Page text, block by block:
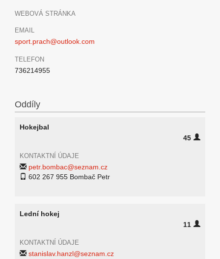
WEBOVÁ STRÁNKA
EMAIL
sport.prach@outlook.com
TELEFON
736214955
Oddíly
Hokejbal
45
KONTAKTNÍ ÚDAJE
petr.bombac@seznam.cz
602 267 955 Bombač Petr
Lední hokej
11
KONTAKTNÍ ÚDAJE
stanislav.hanzl@seznam.cz